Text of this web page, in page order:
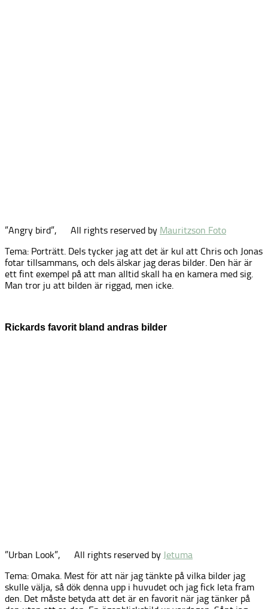
”Angry bird”, All rights reserved by Mauritzson Foto
Tema: Porträtt. Dels tycker jag att det är kul att Chris och Jonas
fotar tillsammans, och dels älskar jag deras bilder. Den här är
ett fint exempel på att man alltid skall ha en kamera med sig.
Man tror ju att bilden är riggad, men icke.
Rickards favorit bland andras bilder
”Urban Look”, All rights reserved by Jetuma
Tema: Omaka. Mest för att när jag tänkte på vilka bilder jag
skulle välja, så dök denna upp i huvudet och jag fick leta fram
den. Det måste betyda att det är en favorit när jag tänker på